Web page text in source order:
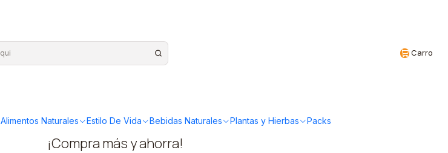
Carro
Alimentos Naturales Estilo De Vida Bebidas Naturales Plantas y Hierbas Packs
Romero 10ml
¡Compra más y ahorra!